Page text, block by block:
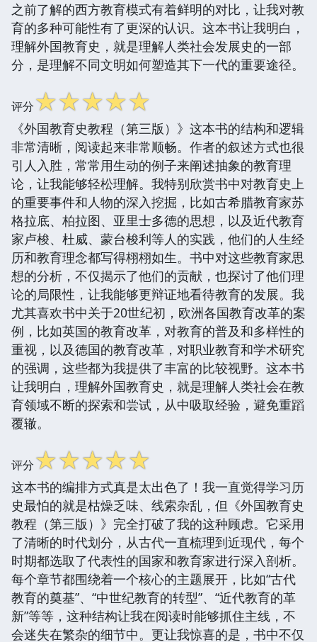
之前了解的西方教育模式有着鲜明的对比，让我对教
育的多种可能性有了更深的认识。这本书让我明白，
理解外国教育史，就是理解人类社会发展史的一部
分，是理解不同文明如何塑造其下一代的重要途径。
评分☆☆☆☆☆
《外国教育史教程（第三版）》这本书的结构和逻辑
非常清晰，阅读起来非常顺畅。作者的叙述方式也很
引人入胜，常常用生动的例子来阐述抽象的教育理
论，让我能够轻松理解。我特别欣赏书中对教育史上
的重要事件和人物的深入挖掘，比如古希腊教育家苏
格拉底、柏拉图、亚里士多德的思想，以及近代教育
家卢梭、杜威、蒙台梭利等人的实践，他们的人生经
历和教育理念都写得栩栩如生。书中对这些教育家思
想的分析，不仅揭示了他们的贡献，也探讨了他们理
论的局限性，让我能够更辩证地看待教育的发展。我
尤其喜欢书中关于20世纪初，欧洲各国教育改革的案
例，比如英国的教育改革，对教育的普及和多样性的
重视，以及德国的教育改革，对职业教育和学术研究
的强调，这些都为我提供了丰富的比较视野。这本书
让我明白，理解外国教育史，就是理解人类社会在教
育领域不断的探索和尝试，从中吸取经验，避免重蹈
覆辙。
评分☆☆☆☆☆
这本书的编排方式真是太出色了！我一直觉得学习历
史最怕的就是枯燥乏味、线索杂乱，但《外国教育史
教程（第三版）》完全打破了我的这种顾虑。它采用
了清晰的时代划分，从古代一直梳理到近现代，每个
时期都选取了代表性的国家和教育家进行深入剖析。
每个章节都围绕着一个核心的主题展开，比如“古代
教育的奠基”、“中世纪教育的转型”、“近代教育的革
新”等等，这种结构让我在阅读时能够抓住主线，不
会迷失在繁杂的细节中。更让我惊喜的是，书中不仅